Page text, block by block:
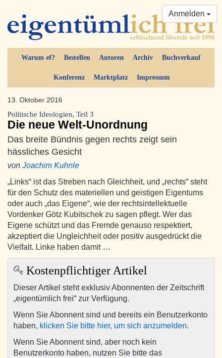
Warum ef? Bestellen Autoren Archiv Buchverkauf
Konferenz Marktplatz Impressum
Anmelden
13. Oktober 2016
Politische Ideologien, Teil 3
Die neue Welt-Unordnung
Das breite Bündnis gegen rechts zeigt sein
hässliches Gesicht
von Joachim Kuhnle
„Links“ ist das Streben nach Gleichheit, und „rechts“ steht
für den Schutz des materiellen und geistigen Eigentums
oder auch „das Eigene“, wie der rechtsintellektuelle
Vordenker Götz Kubitschek zu sagen pflegt. Wer das
Eigene schützt und das Fremde genauso respektiert,
akzeptiert die Ungleichheit oder positiv ausgedrückt die
Vielfalt. Linke haben damit …
Kostenpflichtiger Artikel
Dieser Artikel steht exklusiv Abonnenten der Zeitschrift
„eigentümlich frei“ zur Verfügung.
Wenn Sie Abonnent sind und bereits ein Benutzerkonto
haben, klicken Sie bitte hier, um sich anzumelden.
Wenn Sie Abonnent sind, aber noch kein
Benutzerkonto haben, nutzen Sie bitte das